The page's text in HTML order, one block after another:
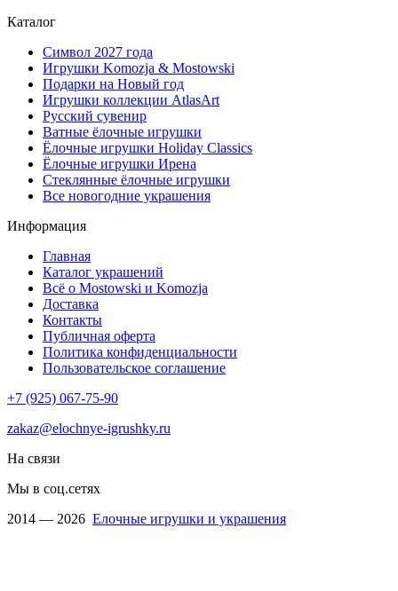
Каталог
Символ 2027 года
Игрушки Komozja & Mostowski
Подарки на Новый год
Игрушки коллекции AtlasArt
Русский сувенир
Ватные ёлочные игрушки
Ёлочные игрушки Holiday Classics
Ëлочные игрушки Ирена
Стеклянные ёлочные игрушки
Все новогодние украшения
Информация
Главная
Каталог украшений
Всё о Mostowski и Komozja
Доставка
Контакты
Публичная оферта
Политика конфиденциальности
Пользовательское соглашение
+7 (925) 067-75-90
zakaz@elochnye-igrushky.ru
На связи
Мы в соц.сетях
2014 — 2026 Елочные игрушки и украшения